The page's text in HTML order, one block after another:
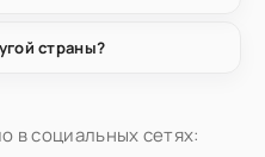
страны?
в социальных сетях: